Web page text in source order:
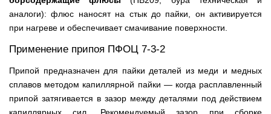
аналоги): флюс наносят на стык до пайки, он активируется
при нагреве и обеспечивает смачивание поверхности.
Применение припоя ПФОЦ 7-3-2
Припой предназначен для пайки деталей из меди и медных
сплавов методом капиллярной пайки — когда расплавленный
припой затягивается в зазор между деталями под действием